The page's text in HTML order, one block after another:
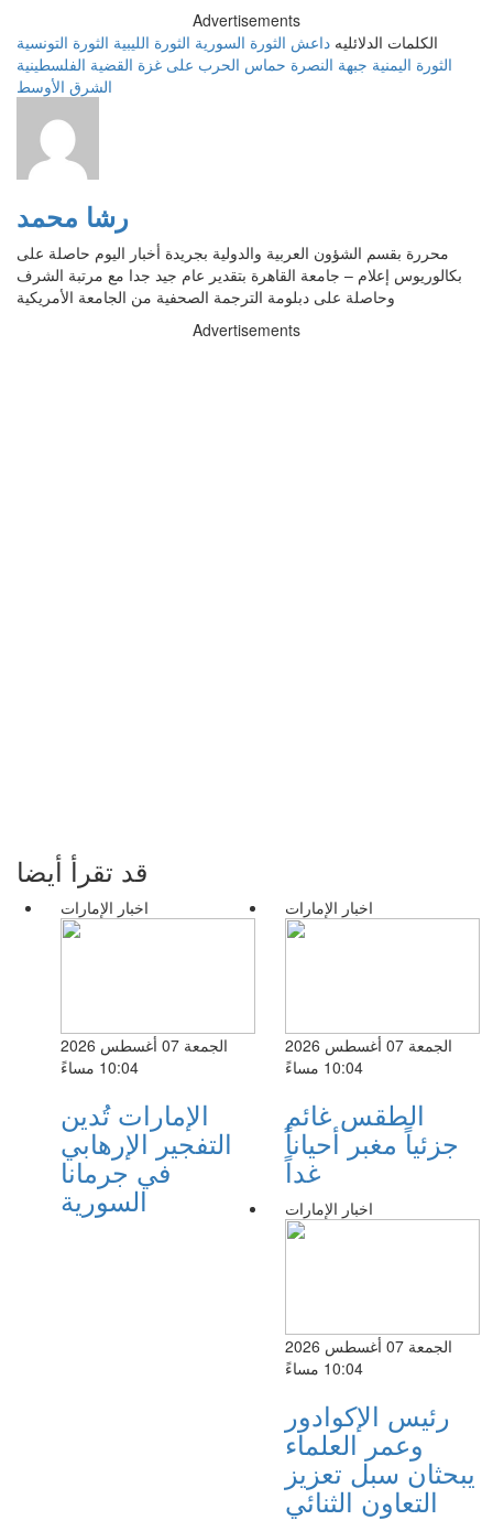
Advertisements
الكلمات الدلائليه داعش الثورة السورية الثورة الليبية الثورة التونسية
الثورة اليمنية جبهة النصرة حماس الحرب على غزة القضية الفلسطينية
الشرق الأوسط
رشا محمد
محررة بقسم الشؤون العربية والدولية بجريدة أخبار اليوم حاصلة على
بكالوريوس إعلام – جامعة القاهرة بتقدير عام جيد جدا مع مرتبة الشرف
وحاصلة على دبلومة الترجمة الصحفية من الجامعة الأمريكية
Advertisements
قد تقرأ أيضا
اخبار الإمارات
الجمعة 07 أغسطس 2026
10:04 مساءً
الإمارات تُدين
التفجير الإرهابي
في جرمانا
السورية
اخبار الإمارات
الجمعة 07 أغسطس 2026
10:04 مساءً
الطقس غائم
جزئياً مغبر أحياناً
غداً
اخبار الإمارات
الجمعة 07 أغسطس 2026
10:04 مساءً
رئيس الإكوادور
وعمر العلماء
يبحثان سبل تعزيز
التعاون الثنائي